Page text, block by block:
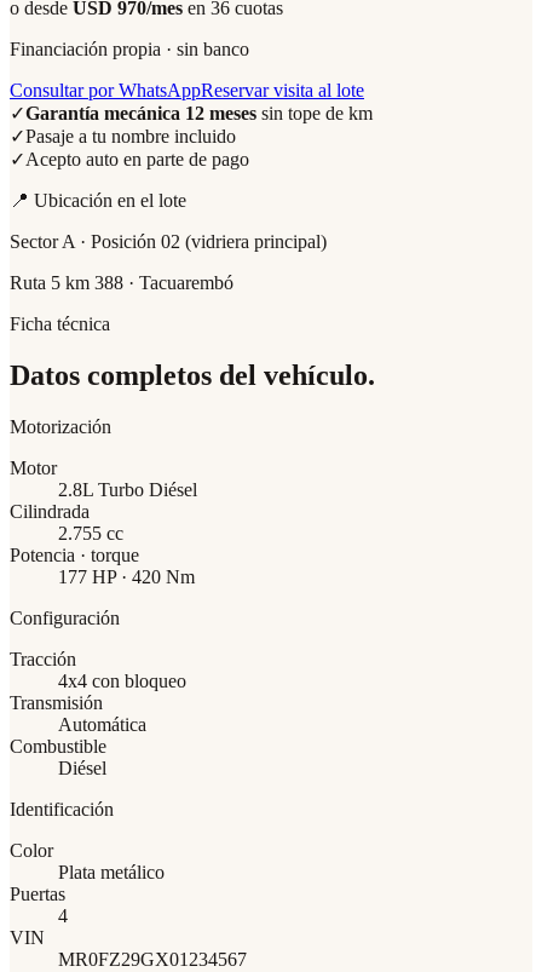
o desde USD 970/mes en 36 cuotas
Financiación propia · sin banco
Consultar por WhatsAppReservar visita al lote
✓Garantía mecánica 12 meses sin tope de km
✓Pasaje a tu nombre incluido
✓Acepto auto en parte de pago
📍 Ubicación en el lote
Sector A · Posición 02 (vidriera principal)
Ruta 5 km 388 · Tacuarembó
Ficha técnica
Datos completos del vehículo.
Motorización
Motor
2.8L Turbo Diésel
Cilindrada
2.755 cc
Potencia · torque
177 HP · 420 Nm
Configuración
Tracción
4x4 con bloqueo
Transmisión
Automática
Combustible
Diésel
Identificación
Color
Plata metálico
Puertas
4
VIN
MR0FZ29GX01234567